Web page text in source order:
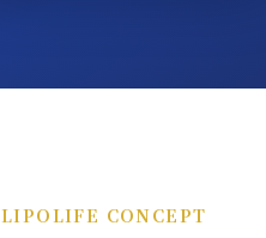
LIPOLIFE CONCEPT